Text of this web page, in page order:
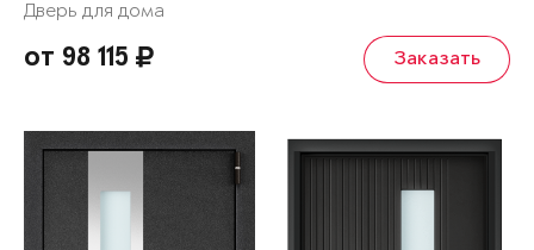
Дверь для дома
от 98 115 Заказать